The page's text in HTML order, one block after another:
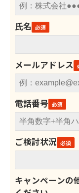
氏名
メールアドレス
電話番号
ご検討状況
キャンペーンの